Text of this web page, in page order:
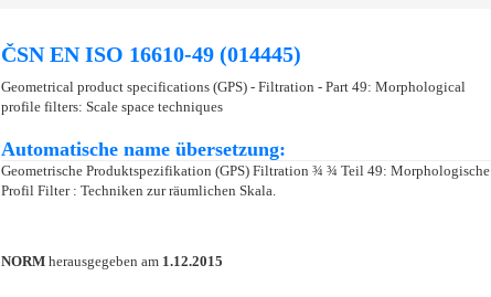
ČSN EN ISO 16610-49 (014445)
Geometrical product specifications (GPS) - Filtration - Part 49: Morphological
profile filters: Scale space techniques
Automatische name übersetzung:
Geometrische Produktspezifikation (GPS) Filtration ¾ ¾ Teil 49: Morphologische
Profil Filter : Techniken zur räumlichen Skala.
NORM herausgegeben am 1.12.2015